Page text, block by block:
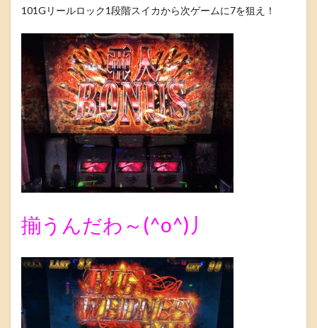
101Gリールロック1段階スイカから次ゲームに7を狙え！
揃うんだわ～(^o^)丿